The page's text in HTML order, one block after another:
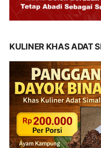
KULINER KHAS ADAT